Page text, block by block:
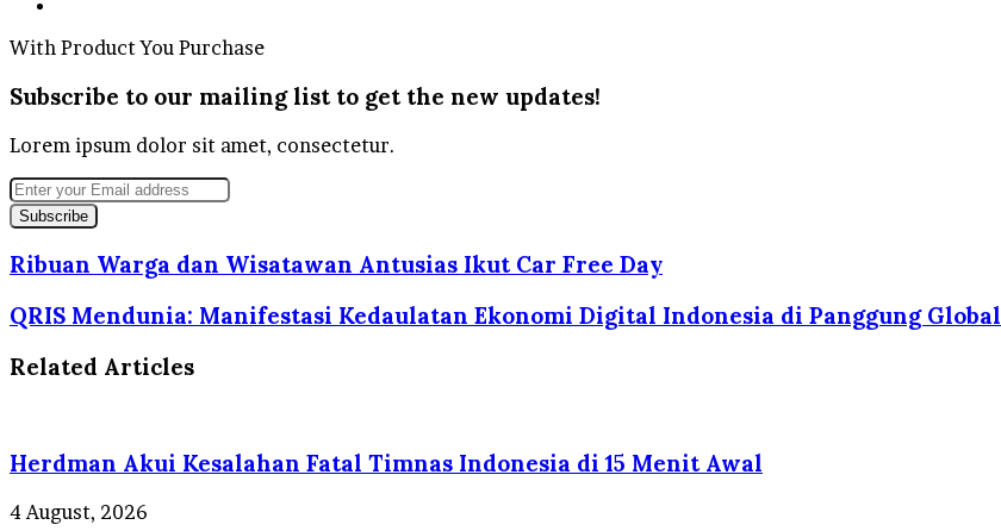
With Product You Purchase
Subscribe to our mailing list to get the new updates!
Lorem ipsum dolor sit amet, consectetur.
Enter
your
Email
address
Ribuan Warga dan Wisatawan Antusias Ikut Car Free Day
QRIS Mendunia: Manifestasi Kedaulatan Ekonomi Digital Indonesia di Panggung Global
Related Articles
Herdman Akui Kesalahan Fatal Timnas Indonesia di 15 Menit Awal
4 August, 2026